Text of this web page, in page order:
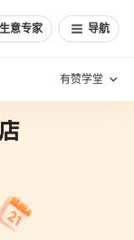
生意专家 导航
有赞学堂
分享